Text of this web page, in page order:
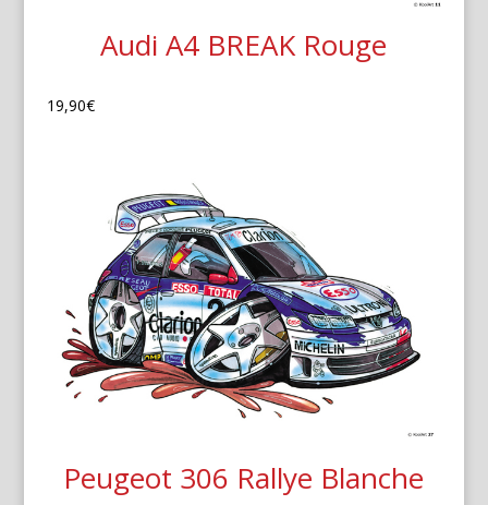
Audi A4 BREAK Rouge
19,90€
Peugeot 306 Rallye Blanche